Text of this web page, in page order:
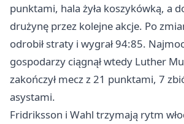
punktami, hala żyła koszykówką, a
drużynę przez kolejne akcje. Po
odrobił straty i wygrał 94:85.
gospodarzy ciągnął wtedy Luther
zakończył mecz z 21 punktami, 7
asystami.
Fridriksson i Wahl trzymają rytm